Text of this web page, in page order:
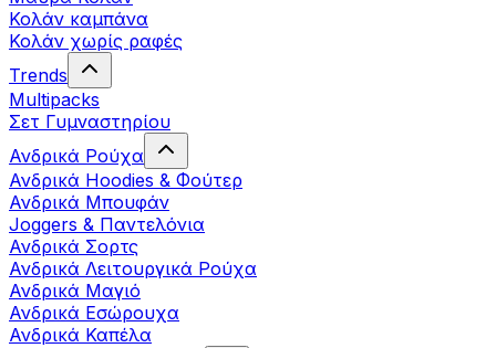
Κολάν καμπάνα
Κολάν χωρίς ραφές
Trends
Multipacks
Σετ Γυμναστηρίου
Ανδρικά Ρούχα
Ανδρικά Hoodies & Φούτερ
Ανδρικά Μπουφάν
Joggers & Παντελόνια
Ανδρικά Σορτς
Ανδρικά Λειτουργικά Ρούχα
Ανδρικά Μαγιό
Ανδρικά Εσώρουχα
Ανδρικά Καπέλα